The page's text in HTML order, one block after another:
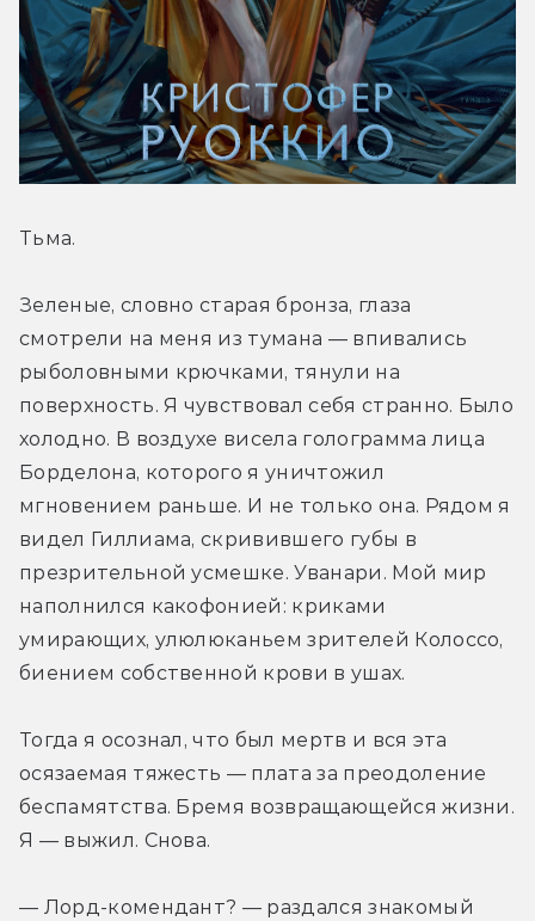
Тьма.
Зеленые, словно старая бронза, глаза
смотрели на меня из тумана — впивались
рыболовными крючками, тянули на
поверхность. Я чувствовал себя странно. Было
холодно. В воздухе висела голограмма лица
Борделона, которого я уничтожил
мгновением раньше. И не только она. Рядом я
видел Гиллиама, скривившего губы в
презрительной усмешке. Уванари. Мой мир
наполнился какофонией: криками
умирающих, улюлюканьем зрителей Колоссо,
биением собственной крови в ушах.
Тогда я осознал, что был мертв и вся эта
осязаемая тяжесть — плата за преодоление
беспамятства. Бремя возвращающейся жизни.
Я — выжил. Снова.
— Лорд-комендант? — раздался знакомый